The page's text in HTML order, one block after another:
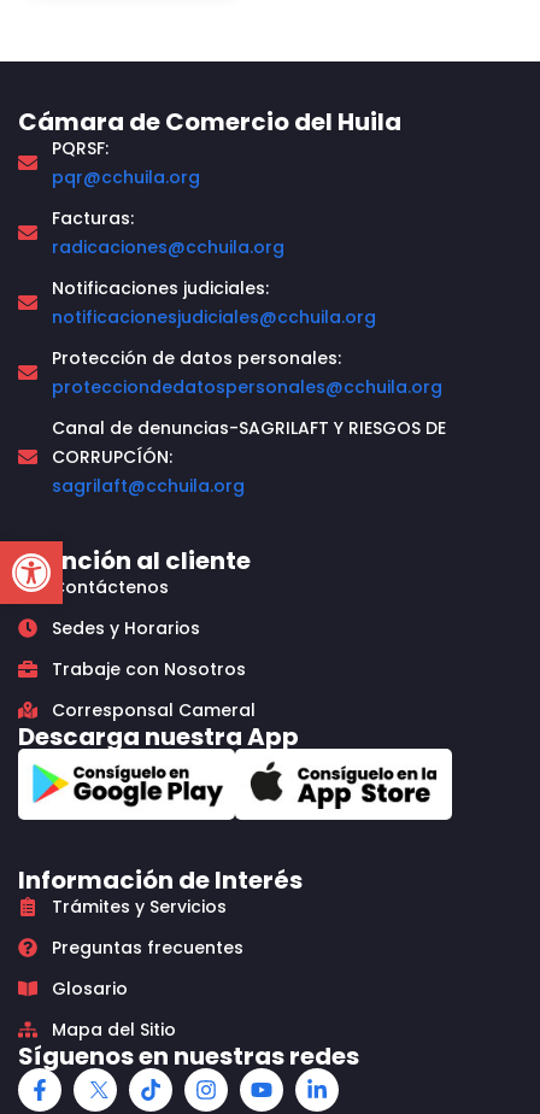
Open toolbar
Cámara de Comercio del Huila
PQRSF:
pqr@cchuila.org
Facturas:
radicaciones@cchuila.org
Notificaciones judiciales:
notificacionesjudiciales@cchuila.org
Protección de datos personales:
protecciondedatospersonales@cchuila.org
Canal de denuncias-SAGRILAFT Y RIESGOS DE
CORRUPCÍÓN:
sagrilaft@cchuila.org
Atención al cliente
Contáctenos
Sedes y Horarios
Trabaje con Nosotros
Corresponsal Cameral
Descarga nuestra App
Información de Interés
Trámites y Servicios
Preguntas frecuentes
Glosario
Mapa del Sitio
Síguenos en nuestras redes